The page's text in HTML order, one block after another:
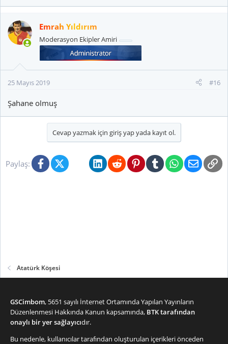
Emrah Yıldırım
Moderasyon Ekipler Amiri
25 Mayıs 2019 #16
Şahane olmuş
Cevap yazmak için giriş yap yada kayıt ol.
Paylaş: FacebookX (Twitter)BlueskyLinkedInRedditPinterestTumblrWhatsApp
E-posta
Atatürk Köşesi
GSCimbom, 5651 sayılı İnternet Ortamında Yapılan Yayınların
Düzenlenmesi Hakkında Kanun kapsamında, BTK tarafından
onaylı bir yer sağlayıcıdır.
Bu nedenle, kullanıcılar tarafından oluşturulan içerikleri önceden